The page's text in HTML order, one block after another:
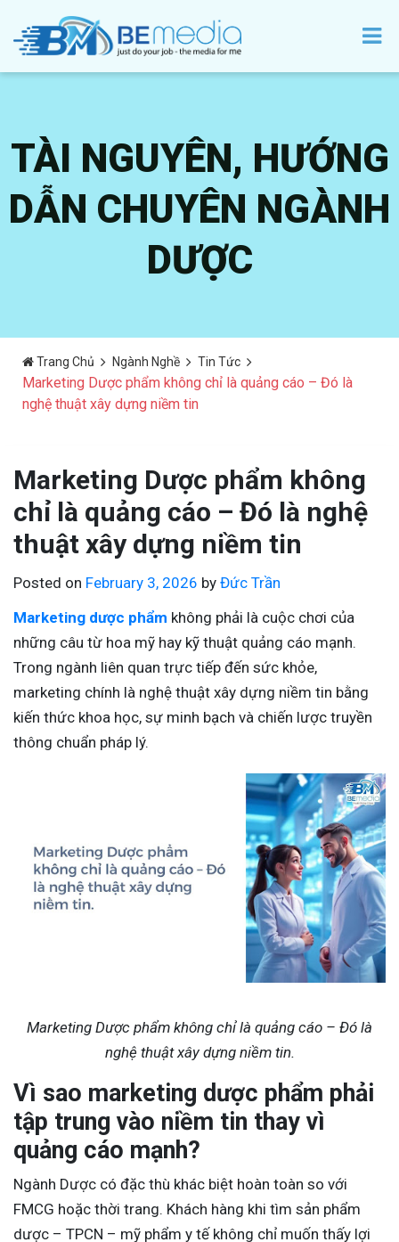
TÀI NGUYÊN, HƯỚNG
DẪN CHUYÊN NGÀNH
DƯỢC
Trang Chủ Ngành Nghề Tin Tức
Marketing Dược phẩm không chỉ là quảng cáo – Đó là
nghệ thuật xây dựng niềm tin
Marketing Dược phẩm không
chỉ là quảng cáo – Đó là nghệ
thuật xây dựng niềm tin
Posted on February 3, 2026 by Đức Trần
Marketing dược phẩm không phải là cuộc chơi của
những câu từ hoa mỹ hay kỹ thuật quảng cáo mạnh.
Trong ngành liên quan trực tiếp đến sức khỏe,
marketing chính là nghệ thuật xây dựng niềm tin bằng
kiến thức khoa học, sự minh bạch và chiến lược truyền
thông chuẩn pháp lý.
Marketing Dược phẩm không chỉ là quảng cáo – Đó là
nghệ thuật xây dựng niềm tin.
Vì sao marketing dược phẩm phải
tập trung vào niềm tin thay vì
quảng cáo mạnh?
Ngành Dược có đặc thù khác biệt hoàn toàn so với
FMCG hoặc thời trang. Khách hàng khi tìm sản phẩm
dược – TPCN – mỹ phẩm y tế không chỉ muốn thấy lợi